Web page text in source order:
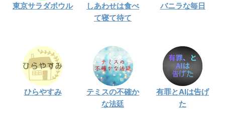
東京サラダボウル
しあわせは食べ
て寝て待て
バニラな毎日
ひらやすみ
テミスの不確か
な法廷
有罪とAIは告げ
た